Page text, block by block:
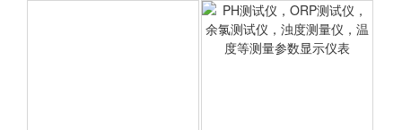
循环水加药装置